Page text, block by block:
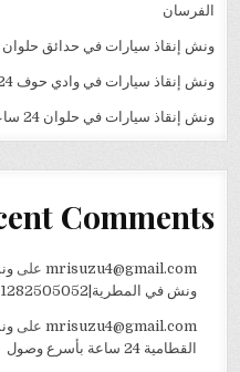
الفرسان
ونش إنقاذ سيارات في حدائق حلوان 24 ساعة | ونش
ونش إنقاذ سيارات في وادي حوف 24 ساعة | ونش الفرسان
ونش إنقاذ سيارات في حلوان 24 ساعة | ونش الفرسان
Comments
mrisuzu4@gmail.comعلى
ونش في المطرية|01282505052
mrisuzu4@gmail.comعلى
القطامية 24 ساعة بأسرع وصول